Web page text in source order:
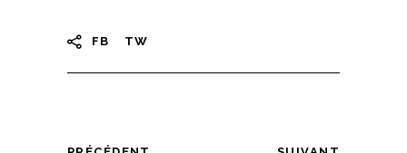
FB TW